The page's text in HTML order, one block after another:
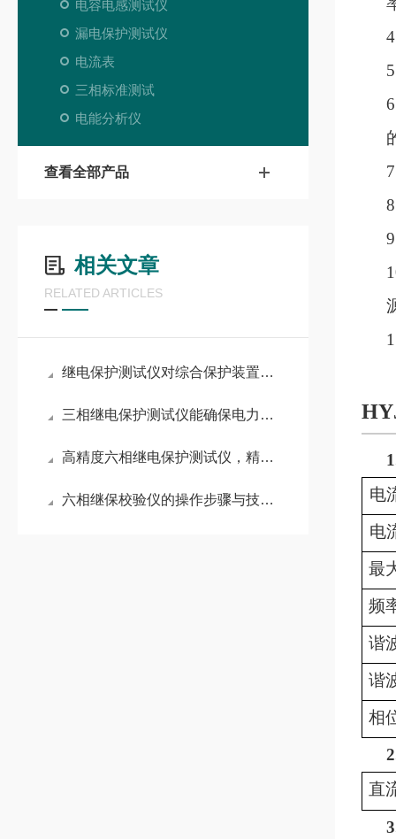
电容电感测试仪
漏电保护测试仪
电流表
三相标准测试
电能分析仪
查看全部产品
相关文章
RELATED ARTICLES
继电保护测试仪对综合保护装置的全功能校验流程
三相继电保护测试仪能确保电力设备的安全与稳定
高精度六相继电保护测试仪，精准诊断电力故障
六相继保校验仪的操作步骤与技术要点
电
电
最
频
谐
谐
相
直